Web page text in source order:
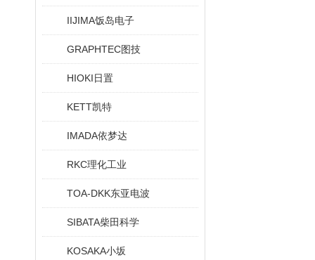
IIJIMA饭岛电子
GRAPHTEC图技
HIOKI日置
KETT凯特
IMADA依梦达
RKC理化工业
TOA-DKK东亚电波
SIBATA柴田科学
KOSAKA小坂